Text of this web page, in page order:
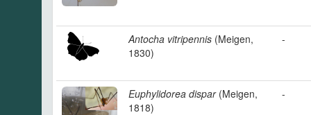
Antocha vitripennis (Meigen,
1830)
-
Euphylidorea dispar(Meigen,
1818)
-